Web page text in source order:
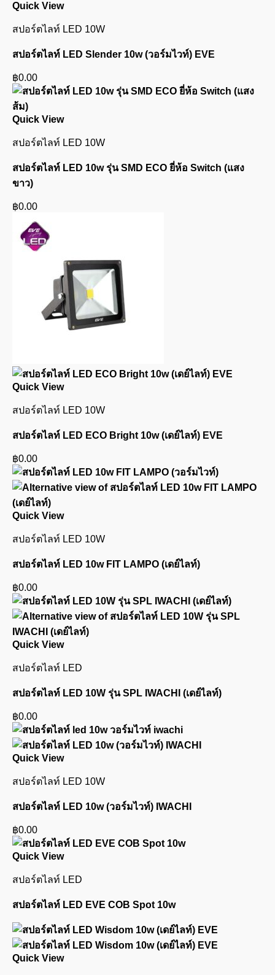
Quick View
สปอร์ตไลท์ LED 10W
สปอร์ตไลท์ LED Slender 10w (วอร์มไวท์) EVE
฿0.00
Quick View
สปอร์ตไลท์ LED 10W
สปอร์ตไลท์ LED 10w รุ่น SMD ECO ยี่ห้อ Switch (แสง
ขาว)
฿0.00
Quick View
สปอร์ตไลท์ LED 10W
สปอร์ตไลท์ LED ECO Bright 10w (เดย์ไลท์) EVE
฿0.00
Quick View
สปอร์ตไลท์ LED 10W
สปอร์ตไลท์ LED 10w FIT LAMPO (เดย์ไลท์)
฿0.00
Quick View
สปอร์ตไลท์ LED
สปอร์ตไลท์ LED 10W รุ่น SPL IWACHI (เดย์ไลท์)
฿0.00
Quick View
สปอร์ตไลท์ LED 10W
สปอร์ตไลท์ LED 10w (วอร์มไวท์) IWACHI
฿0.00
Quick View
สปอร์ตไลท์ LED
สปอร์ตไลท์ LED EVE COB Spot 10w
Quick View